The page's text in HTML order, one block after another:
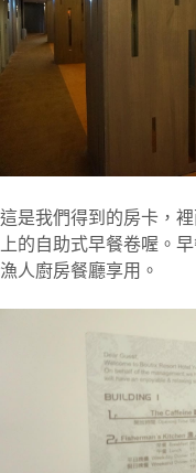
這是我們得到的房卡，
上的自助式早餐卷喔。
漁人廚房餐廳享用。